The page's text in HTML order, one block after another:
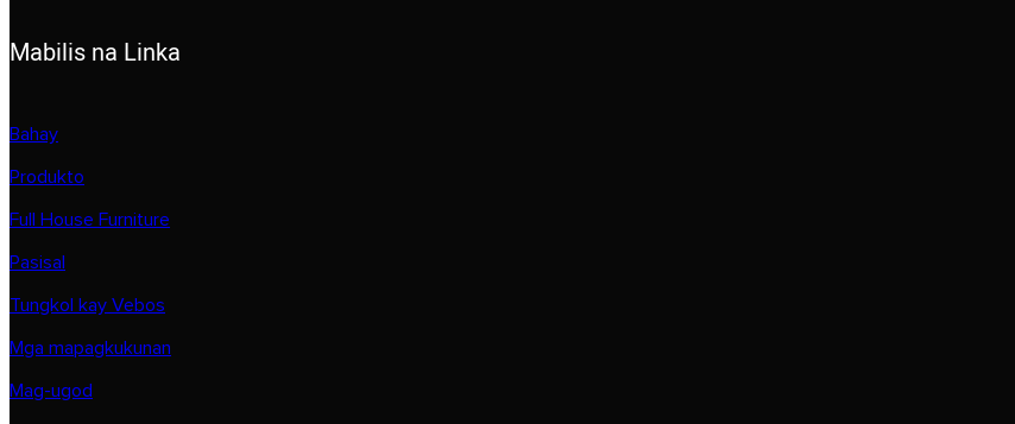
Mabilis na Linka
Bahay
Produkto
Full House Furniture
Pasisal
Tungkol kay Vebos
Mga mapagkukunan
Mag-ugod